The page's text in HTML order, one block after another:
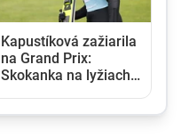
Kapustíková zažiarila
na Grand Prix:
Skokanka na lyžiach